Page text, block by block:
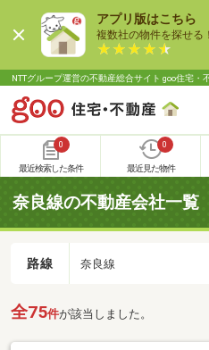
アプリ版はこちら
複数社の物件を探せる！
NTTグループ運営の不動産総合サイト goo住宅・
0
最近検索した条件
0
最近見た物件
奈良線の不動産会社一覧
路線 奈良線
全75件が該当しました。